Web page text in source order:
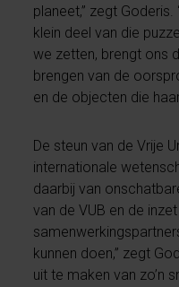
planeet,” zegt
klein deel van die
we zetten, brengt ons
brengen van de
en de objecten die
De steun van de Vrije
internationale
daarbij van
van de VUB en de
kunnen doen,” zegt
uit te maken van zo’n